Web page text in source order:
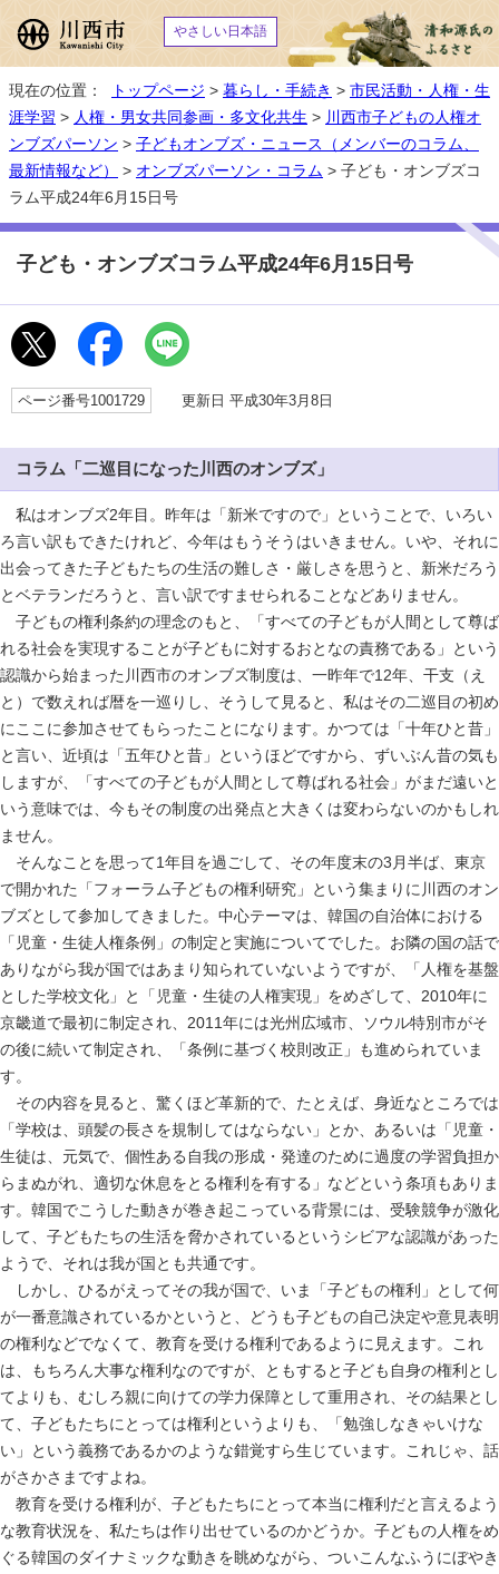
やさしい日本語
現在の位置： トップページ > 暮らし・手続き > 市民活動・人権・生
涯学習 > 人権・男女共同参画・多文化共生 > 川西市子どもの人権オ
ンブズパーソン > 子どもオンブズ・ニュース（メンバーのコラム、
最新情報など）
> オンブズパーソン・コラム > 子ども・オンブズコ
ラム平成24年6月15日号
子ども・オンブズコラム平成24年6月15日号
ページ番号1001729 更新日 平成30年3月8日
コラム「二巡目になった川西のオンブズ」
私はオンブズ2年目。昨年は「新米ですので」ということで、いろい
ろ言い訳もできたけれど、今年はもうそうはいきません。いや、それに
出会ってきた子どもたちの生活の難しさ・厳しさを思うと、新米だろう
とベテランだろうと、言い訳ですませられることなどありません。
子どもの権利条約の理念のもと、「すべての子どもが人間として尊ば
れる社会を実現することが子どもに対するおとなの責務である」という
認識から始まった川西市のオンブズ制度は、一昨年で12年、干支（え
と）で数えれば暦を一巡りし、そうして見ると、私はその二巡目の初め
にここに参加させてもらったことになります。かつては「十年ひと昔」
と言い、近頃は「五年ひと昔」というほどですから、ずいぶん昔の気も
しますが、「すべての子どもが人間として尊ばれる社会」がまだ遠いと
いう意味では、今もその制度の出発点と大きくは変わらないのかもしれ
ません。
そんなことを思って1年目を過ごして、その年度末の3月半ば、東京
で開かれた「フォーラム子どもの権利研究」という集まりに川西のオン
ブズとして参加してきました。中心テーマは、韓国の自治体における
「児童・生徒人権条例」の制定と実施についてでした。お隣の国の話で
ありながら我が国ではあまり知られていないようですが、「人権を基盤
とした学校文化」と「児童・生徒の人権実現」をめざして、2010年に
京畿道で最初に制定され、2011年には光州広域市、ソウル特別市がそ
の後に続いて制定され、「条例に基づく校則改正」も進められていま
す。
その内容を見ると、驚くほど革新的で、たとえば、身近なところでは
「学校は、頭髪の長さを規制してはならない」とか、あるいは「児童・
生徒は、元気で、個性ある自我の形成・発達のために過度の学習負担か
らまぬがれ、適切な休息をとる権利を有する」などという条項もありま
す。韓国でこうした動きが巻き起こっている背景には、受験競争が激化
して、子どもたちの生活を脅かされているというシビアな認識があった
ようで、それは我が国とも共通です。
しかし、ひるがえってその我が国で、いま「子どもの権利」として何
が一番意識されているかというと、どうも子どもの自己決定や意見表明
の権利などでなくて、教育を受ける権利であるように見えます。これ
は、もちろん大事な権利なのですが、ともすると子ども自身の権利とし
てよりも、むしろ親に向けての学力保障として重用され、その結果とし
て、子どもたちにとっては権利というよりも、「勉強しなきゃいけな
い」という義務であるかのような錯覚すら生じています。これじゃ、話
がさかさまですよね。
教育を受ける権利が、子どもたちにとって本当に権利だと言えるよう
な教育状況を、私たちは作り出せているのかどうか。子どもの人権をめ
ぐる韓国のダイナミックな動きを眺めながら、ついこんなふうにぼやき